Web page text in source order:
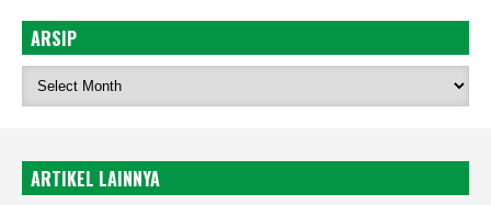
ARSIP
ARTIKEL LAINNYA